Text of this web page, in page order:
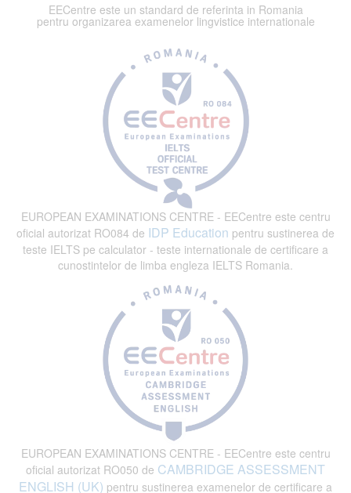
EECentre este un standard de referinta in Romania
pentru organizarea examenelor lingvistice internationale
EUROPEAN EXAMINATIONS CENTRE - EECentre este centru
oficial autorizat RO084 de IDP Education pentru sustinerea de
teste IELTS pe calculator - teste internationale de certificare a
cunostintelor de limba engleza IELTS Romania.
EUROPEAN EXAMINATIONS CENTRE - EECentre este centru
oficial autorizat RO050 de CAMBRIDGE ASSESSMENT
ENGLISH (UK) pentru sustinerea examenelor de certificare a